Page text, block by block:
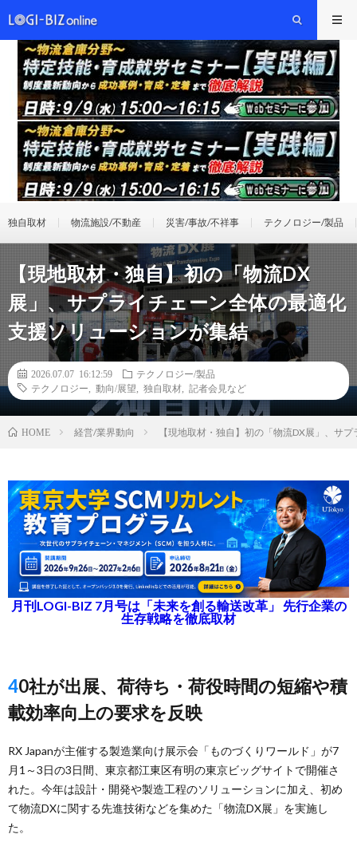
独自取材 物流施設/不動産 災害/事故/不祥事 テクノロジー/製品
【現地取材・独自】初の「物流DX
展」、サプライチェーン全体の最適化
支援ソリューションが集結
2026.07.07 16:12:59
テクノロジー/製品
テクノロジー
動向/展望 独自取材 記者会見など
HOME 経営/業界動向 【現地取材・独自】初の「物流DX展」、サ
月刊LOGI-BIZ 7月号は「未来を創る輸送改革」 先行企業の
生存戦略を徹底取材
40社が出展、荷待ち・荷役時間の短縮や積
載効率向上の要求を反映
RX Japanが主催する製造業向け展示会「ものづくりワールド」が7
月1～3日の3日間、東京都江東区有明の東京ビッグサイトで開催さ
れた。今年は設計・開発や製造工程のソリューションに加え、初め
て物流DXに関する先進技術などを集めた「物流DX展」を実施し
た。